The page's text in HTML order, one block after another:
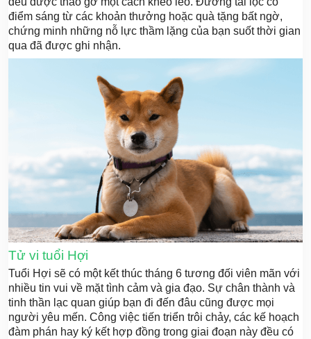
điểm sáng từ các khoản thưởng hoặc quà tặng bất ngờ,
chứng minh những nỗ lực thầm lặng của bạn suốt thời gian
qua đã được ghi nhận.
Tử vi tuổi Hợi
Tuổi Hợi sẽ có một kết thúc tháng 6 tương đối viên mãn với
nhiều tin vui về mặt tình cảm và gia đạo. Sự chân thành và
tinh thần lạc quan giúp bạn đi đến đâu cũng được mọi
người yêu mến. Công việc tiến triển trôi chảy, các kế hoạch
đàm phán hay ký kết hợp đồng trong giai đoạn này đều có